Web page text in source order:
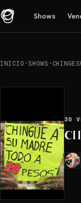
Shows
INICIO · SHOWS ·
30